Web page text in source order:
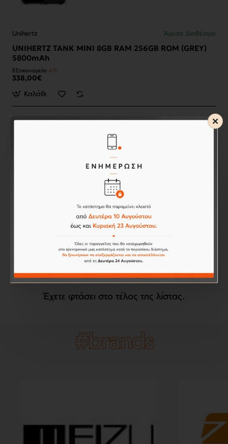
Unihertz Άμεσα Διαθέσιμο
UNIHERTZ TANK MINI 8GB RAM 256GB ROM (GREY)
5800mAh
Εξοικονομείτε -6%
338,00€
Καλάθι
Θήκη Σιλικόνης για Unihertz Tank Mini (Διάφανη)
Έχετε φτάσει στο τέλος της λίστας.
#brands